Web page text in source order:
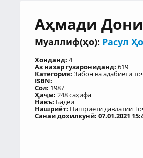
Аҳмади
Муаллиф(ҳо): Расул
Хонданд: 4
Аз назар гузарониданд: 619
Категория: Забон ва адабиёти
ISBN:
Сол: 1987
Ҳаҷм: 248 саҳифа
Навъ: Бадеӣ
Нашриёт: Нашриёти давлатии
Санаи дохилкунӣ: 07.01.2021